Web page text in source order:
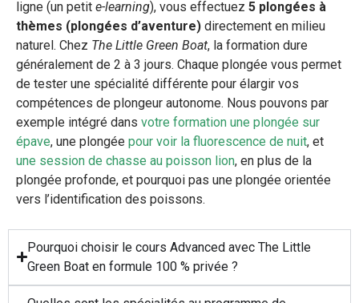
ligne (un petit e-learning), vous effectuez 5 plongées à
thèmes (plongées d’aventure) directement en milieu
naturel. Chez The Little Green Boat, la formation dure
généralement de 2 à 3 jours. Chaque plongée vous permet
de tester une spécialité différente pour élargir vos
compétences de plongeur autonome. Nous pouvons par
exemple intégré dans votre formation une plongée sur
épave, une plongée pour voir la fluorescence de nuit, et
une session de chasse au poisson lion, en plus de la
plongée profonde, et pourquoi pas une plongée orientée
vers l’identification des poissons.
Pourquoi choisir le cours Advanced avec The Little
Green Boat en formule 100 % privée ?